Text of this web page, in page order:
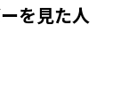
を見た人